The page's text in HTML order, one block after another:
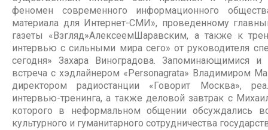
феномен современного информационного
материала для Интернет-СМИ», проведенному
газеты «Взгляд»АлексеемШаравским, а также к
интервью с сильными мира сего» от руководителя
сегодня» Захара Виноградова. Запоминающимися
встреча с хэдлайнером «Personagrata» Владимиром
директором радиостанции «Говорит Москва»,
интервью-тренинга, а также деловой завтрак с
которого в неформальном общении обсуждались
культурного и гуманитарного сотрудничества